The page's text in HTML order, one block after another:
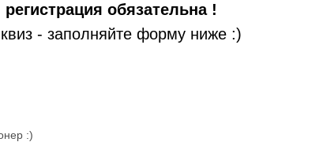
обязательна !
- заполняйте форму ниже :)
:)